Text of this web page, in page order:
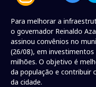
Para melhorar a
o governador Reinaldo
assinou convênios no
(26/08), em
milhões. O objetivo é
da população e contribuir
da cidade.